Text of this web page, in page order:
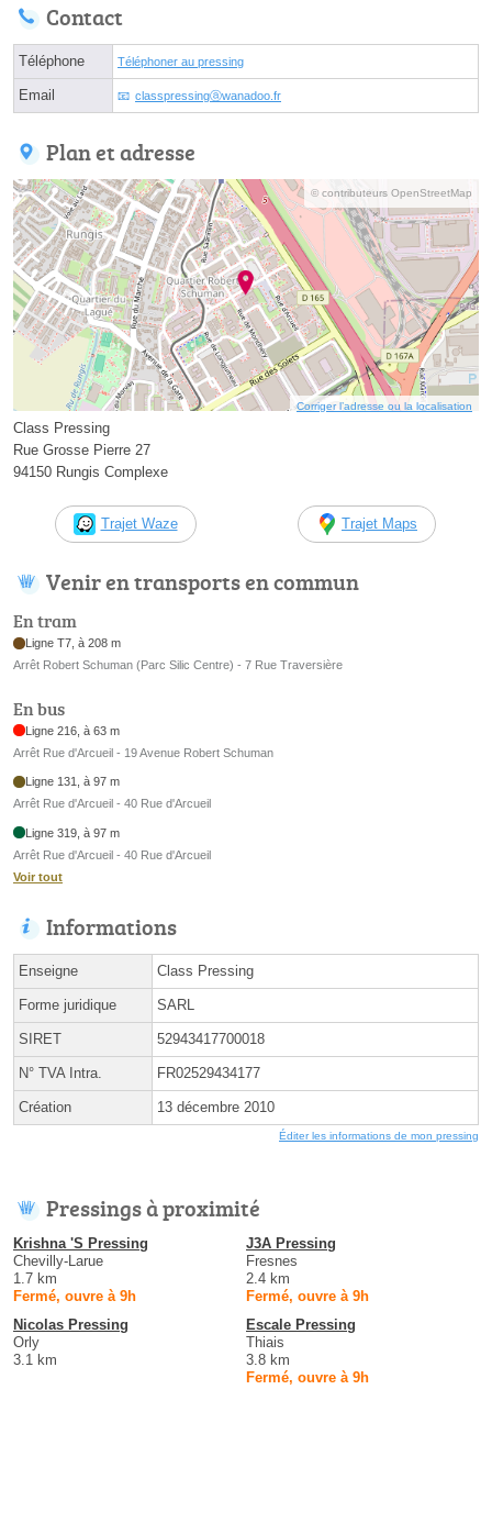
Contact
Téléphone Téléphoner au pressing
Email classpressingⓐwanadoo.fr
Plan et adresse
© contributeurs OpenStreetMap
Corriger l’adresse ou la localisation
Class Pressing
Rue Grosse Pierre 27
94150 Rungis Complexe
Trajet Waze Trajet Maps
Venir en transports en commun
En tram
Ligne T7, à 208 m
Arrêt Robert Schuman (Parc Silic Centre) - 7 Rue Traversière
En bus
Ligne 216, à 63 m
Arrêt Rue d'Arcueil - 19 Avenue Robert Schuman
Ligne 131, à 97 m
Arrêt Rue d'Arcueil - 40 Rue d'Arcueil
Ligne 319, à 97 m
Arrêt Rue d'Arcueil - 40 Rue d'Arcueil
Voir tout
Informations
Enseigne Class Pressing
Forme juridique SARL
SIRET 52943417700018
N° TVA Intra. FR02529434177
Création 13 décembre 2010
Éditer les informations de mon pressing
Pressings à proximité
Krishna 'S Pressing
Chevilly-Larue
1.7 km
Fermé, ouvre à 9h
J3A Pressing
Fresnes
2.4 km
Fermé, ouvre à 9h
Nicolas Pressing
Orly
3.1 km
Escale Pressing
Thiais
3.8 km
Fermé, ouvre à 9h